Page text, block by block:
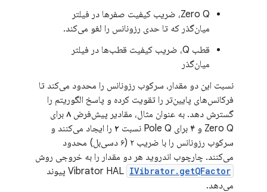
Zero Q، ضریب کیفیت صفرها در فیلتر
میان‌گذر که تا حدی رزونانس را لغو می‌کند.
قطب Q، ضریب کیفیت قطب‌ها در فیلتر
میان‌گذر
نسبت این دو مقدار، سرکوب رزونانس را محدود می‌کند تا
فرکانس‌های پایین‌تر را تقویت کرده و پاسخ الگوریتم را
گسترش دهد. به عنوان مثال، مقادیر پیش‌فرض ۸ برای
Zero Q و
۴ برای Pole Q نسبت ۲ را ایجاد می‌کنند و
سرکوب رزونانس را با ضریب ۲ (۶ دسی‌بل) محدود
می‌کنند. چارچوب اندروید هر دو مقدار را به خروجی روش
Vibrator HAL IVibrator.getQFactor
پیوند
می‌دهد.